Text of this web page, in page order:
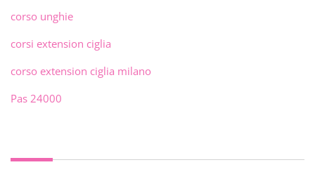
corso unghie
corsi extension ciglia
corso extension ciglia milano
Pas 24000